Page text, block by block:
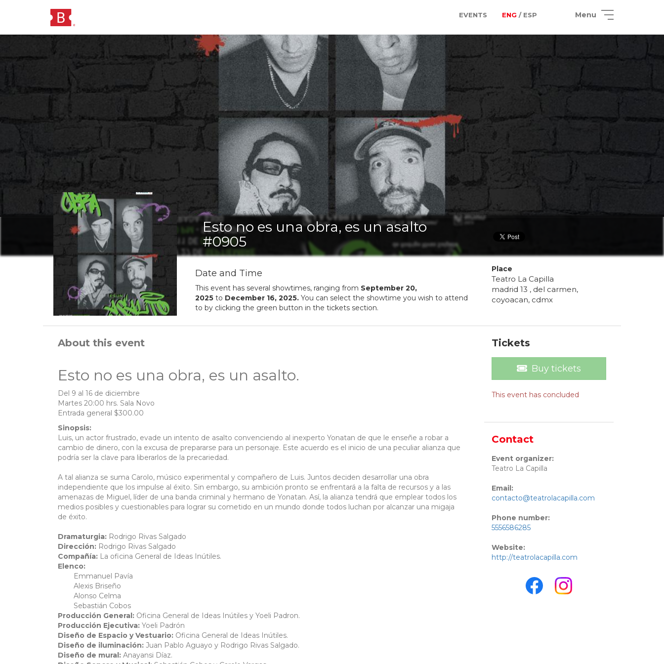
EVENTS ENG / ESP Menu
Esto no es una obra, es un asalto
#0905
Date and Time
This event has several showtimes, ranging from September 20,
2025to December 16, 2025.You can select the showtime you wish to attend
to by clicking the green button in the tickets section.
Place
Teatro La Capilla
madrid 13 , del carmen,
coyoacan, cdmx
About this event
Esto no es una obra, es un asalto.
Del 9 al 16 de diciembre
Martes 20:00 hrs. Sala Novo
Entrada general $300.00
Sinopsis:
Luis, un actor frustrado, evade un intento de asalto convenciendo al inexperto Yonatan de que le enseñe a robar a
cambio de dinero, con la excusa de prepararse para un personaje. Este acuerdo es el inicio de una peculiar alianza que
podría ser la clave para liberarlos de la precariedad.
A tal alianza se suma Carolo, músico experimental y compañero de Luis. Juntos deciden desarrollar una obra
independiente que los impulse al éxito. Sin embargo, su ambición pronto se enfrentará a la falta de recursos y a las
amenazas de Miguel, líder de una banda criminal y hermano de Yonatan. Así, la alianza tendrá que emplear todos los
medios posibles y cuestionables para lograr su cometido en un mundo donde todos luchan por alcanzar una migaja
de éxito.
Dramaturgia: Rodrigo Rivas Salgado
Dirección: Rodrigo Rivas Salgado
Compañía: La oficina General de Ideas Inútiles.
Elenco:
Emmanuel Pavía
Alexis Briseño
Alonso Celma
Sebastián Cobos
Producción General: Oficina General de Ideas Inútiles y Yoeli Padron.
Producción Ejecutiva: Yoeli Padrón
Diseño de Espacio y Vestuario: Oficina General de Ideas Inútiles.
Diseño de iluminación: Juan Pablo Aguayo y Rodrigo Rivas Salgado.
Diseño de mural: Anayansi Díaz.
Tickets
Buy tickets
This event has concluded
Contact
Event organizer:
Teatro La Capilla
Email:
contacto@teatrolacapilla.com
Phone number:
5556586285
Website:
http://teatrolacapilla.com